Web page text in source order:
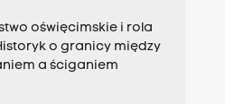
oświęcimskie i rola
o granicy między
a ściganiem